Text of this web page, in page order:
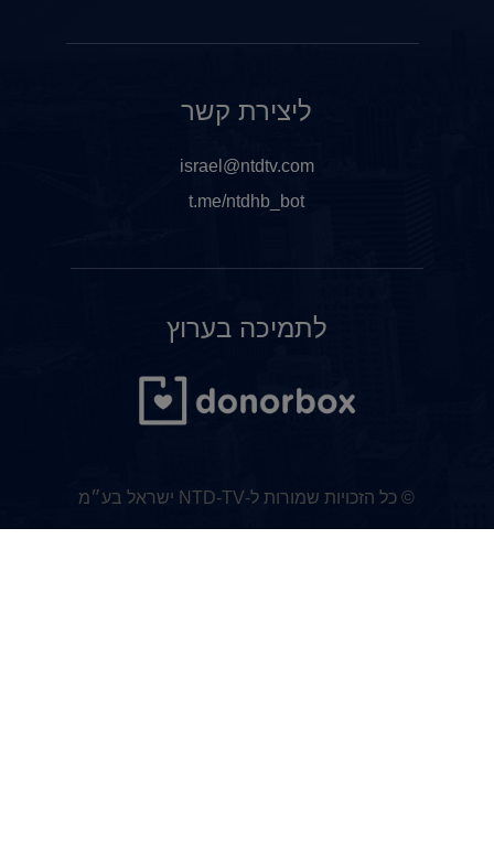
לתמיכה בערוץ
ליצירת קשר
israel@ntdtv.com
t.me/ntdhb_bot
© כל הזכויות שמורות ל-NTD-TV ישראל בע״מ